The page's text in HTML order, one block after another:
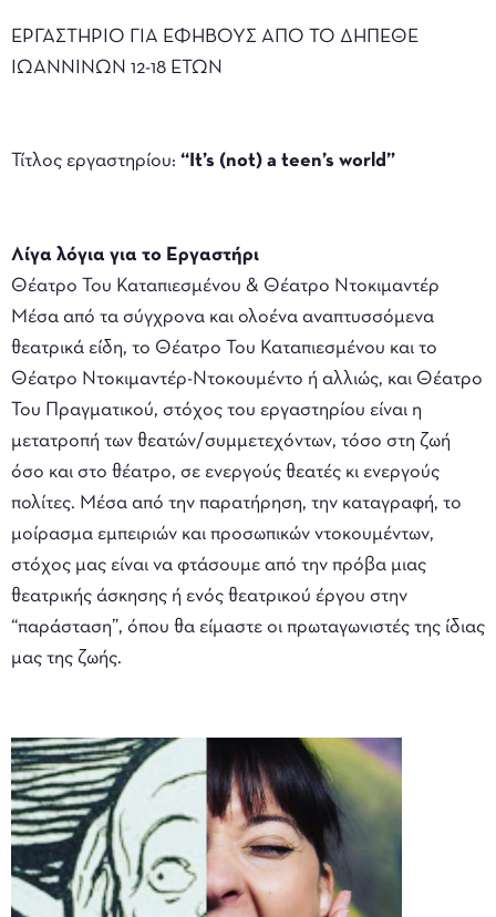
ΕΡΓΑΣΤΗΡΙΟ ΓΙΑ ΕΦΗΒΟΥΣ ΑΠΟ ΤΟ ΔΗΠΕΘΕ
ΙΩΑΝΝΙΝΩΝ 12-18 ΕΤΩΝ
Τίτλος εργαστηρίου: “It’s (not) a teen’s world”
Λίγα λόγια για το Εργαστήρι
Θέατρο Του Καταπιεσμένου & Θέατρο Ντοκιμαντέρ
Μέσα από τα σύγχρονα και ολοένα αναπτυσσόμενα
θεατρικά είδη, το Θέατρο Του Καταπιεσμένου και το
Θέατρο Ντοκιμαντέρ-Ντοκουμέντο ή αλλιώς, και Θέατρο
Του Πραγματικού, στόχος του εργαστηρίου είναι η
μετατροπή των θεατών/συμμετεχόντων, τόσο στη ζωή
όσο και στο θέατρο, σε ενεργούς θεατές κι ενεργούς
πολίτες. Μέσα από την παρατήρηση, την καταγραφή, το
μοίρασμα εμπειριών και προσωπικών ντοκουμέντων,
στόχος μας είναι να φτάσουμε από την πρόβα μιας
θεατρικής άσκησης ή ενός θεατρικού έργου στην
“παράσταση”, όπου θα είμαστε οι πρωταγωνιστές της ίδιας
μας της ζωής.